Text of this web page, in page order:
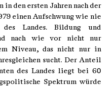
in den ersten Jahren nach der
einen Aufschwung wie nie
Landes. Bildung und
nach wie vor nicht nur
Niveau, das nicht nur in
sucht. Der Anteil
des Landes liegt bei 60
Spektrum würde